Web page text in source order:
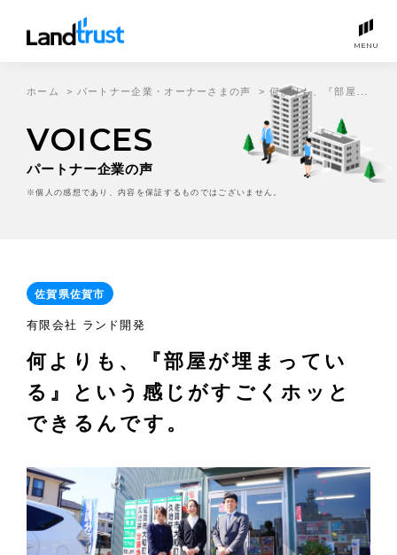
MENU
VOICES
パートナー企業の声
※個人の感想であり、内容を保証するものではございません。
ホーム > パートナー企業・オーナーさまの声 > 何よりも、『部屋が埋まっている』という感じがすごくホッとできるんです。
佐賀県佐賀市
有限会社 ランド開発
何よりも、『部屋が埋まってい
る』という感じがすごくホッと
できるんです。